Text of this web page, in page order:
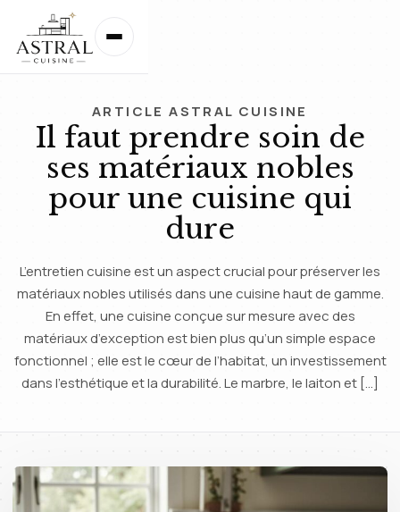
ARTICLE ASTRAL CUISINE
Il faut prendre soin de
ses matériaux nobles
pour une cuisine qui
dure
L’entretien cuisine est un aspect crucial pour préserver les
matériaux nobles utilisés dans une cuisine haut de gamme.
En effet, une cuisine conçue sur mesure avec des
matériaux d’exception est bien plus qu’un simple espace
fonctionnel ; elle est le cœur de l’habitat, un investissement
dans l’esthétique et la durabilité. Le marbre, le laiton et […]